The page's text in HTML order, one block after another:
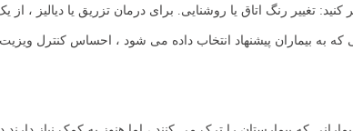
تغییر رنگ اتاق یا روشنایی. برای درمان تزریق یا دیالیز ،
که به بیماران پیشنهاد انتخاب داده می شود ، احساس کنترل